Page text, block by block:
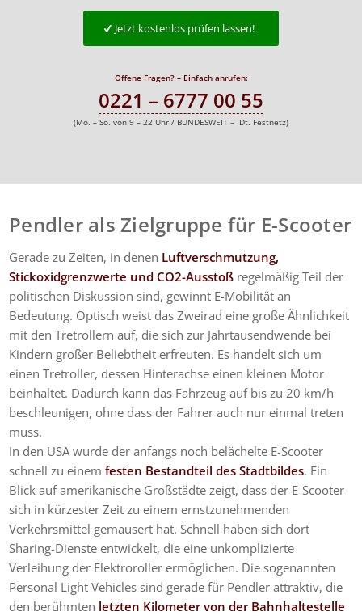
Jetzt kostenlos prüfen lassen!
Offene Fragen? – Einfach anrufen:
0221 – 6777 00 55
(Mo. – So. von 9 – 22 Uhr / BUNDESWEIT – Dt. Festnetz)
Pendler als Zielgruppe für E-Scooter
Gerade zu Zeiten, in denen Luftverschmutzung,
Stickoxidgrenzwerte und CO2-Ausstoß regelmäßig Teil der
politischen Diskussion sind, gewinnt E-Mobilität an
Bedeutung. Optisch weist das Zweirad eine große Ähnlichkeit
mit den Tretrollern auf, die sich zur Jahrtausendwende bei
Kindern großer Beliebtheit erfreuten. Es handelt sich um
einen Tretroller, dessen Hinterachse einen kleinen Motor
beinhaltet. Dadurch kann das Fahrzeug auf bis zu 20 km/h
beschleunigen, ohne dass der Fahrer auch nur einmal treten
muss.
In den USA wurde der anfangs noch belächelte E-Scooter
schnell zu einemfesten Bestandteil des Stadtbildes. Ein
Blick auf amerikanische Großstädte zeigt, dass der E-Scooter
sich in kürzester Zeit zu einem ernstzunehmenden
Verkehrsmittel gemausert hat. Schnell haben sich dort
Sharing-Dienste entwickelt, die eine unkomplizierte
Verleihung der Elektroroller ermöglichen. Die sogenannten
Personal Light Vehicles sind gerade für Pendler attraktiv, die
den berühmten letzten Kilometer von der Bahnhaltestelle